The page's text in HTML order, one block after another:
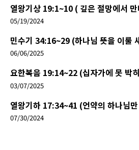
열왕기상 19:1~10 ( 깊은 절망에서
05/19/2024
민수기 34:16~29 (하나님 뜻을 이룰
06/06/2025
요한복음 19:14~22 (십자가에 못 박
03/07/2025
열왕기하 17:34~41 (언약의 하나님
07/30/2024